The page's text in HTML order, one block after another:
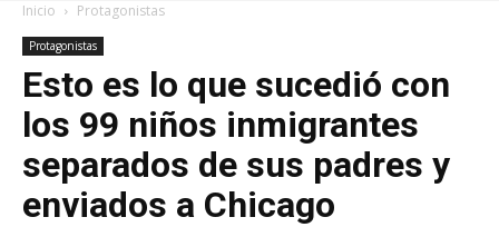
Inicio Protagonistas
Protagonistas
Esto es lo que sucedió con
los 99 niños inmigrantes
separados de sus padres y
enviados a Chicago